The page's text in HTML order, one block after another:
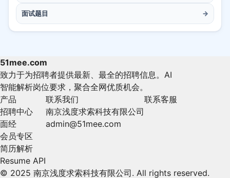
面试题目 →
51mee.com
致力于为招聘者提供最新、最全的招聘信息。AI
智能解析岗位要求，聚合全网优质机会。
产品
招聘中心
面经
会员专区
简历解析
Resume API
联系我们
南京浅度求索科技有限公司
admin@51mee.com
联系客服
© 2025 南京浅度求索科技有限公司. All rights reserved.